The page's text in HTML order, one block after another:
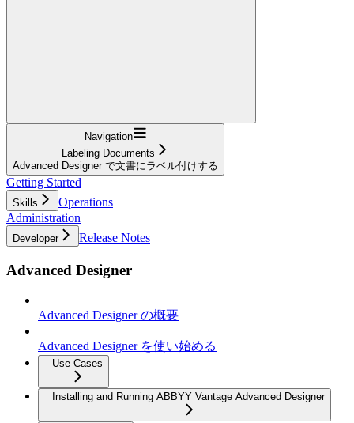
Navigation
Labeling Documents
Advanced Designer で文書にラベル付けする
Getting Started
Skills
Operations
Administration
Developer Release Notes
Advanced Designer
Advanced Designer の概要
Advanced Designer を使い始める
Use Cases
Installing and Running ABBYY Vantage Advanced Designer